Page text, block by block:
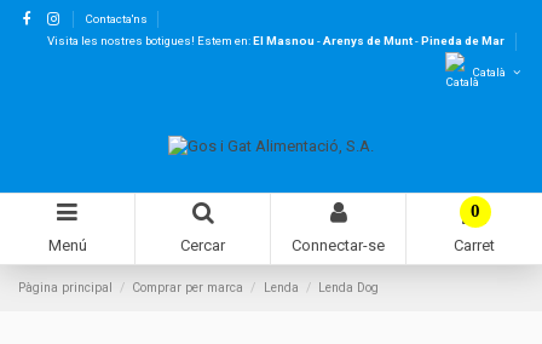
Contacta'ns
Visita les nostres botigues! Estem en:El Masnou-Arenys de Munt-Pineda de Mar
Català
Menú Cercar Connectar-se
0
Carret
Pàgina principal Comprar per marca Lenda Lenda Dog